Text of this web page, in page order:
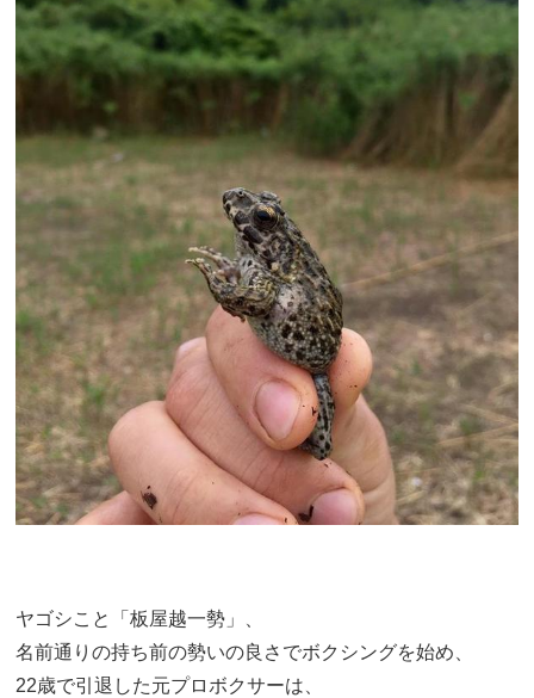
ヤゴシこと「板屋越一勢」、
名前通りの持ち前の勢いの良さでボクシングを始め、
22歳で引退した元プロボクサーは、